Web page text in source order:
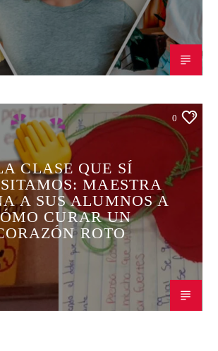
0
CLASE QUE SÍ
MAESTRA
A SUS ALUMNOS A
CURAR UN
ROTO